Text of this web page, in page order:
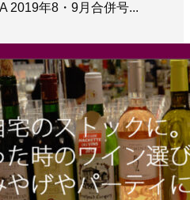
2019年8・9月合併号...